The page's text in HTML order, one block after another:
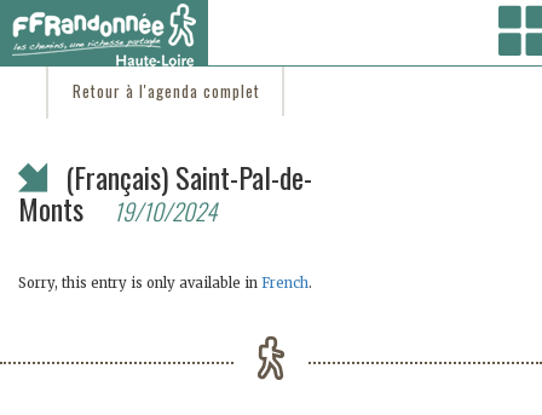
Vous êtes ici :Accueil/C'est d'actu
Retour à l'agenda complet
(Français) Saint-Pal-de-
Monts 19/10/2024
Sorry, this entry is only available in French.